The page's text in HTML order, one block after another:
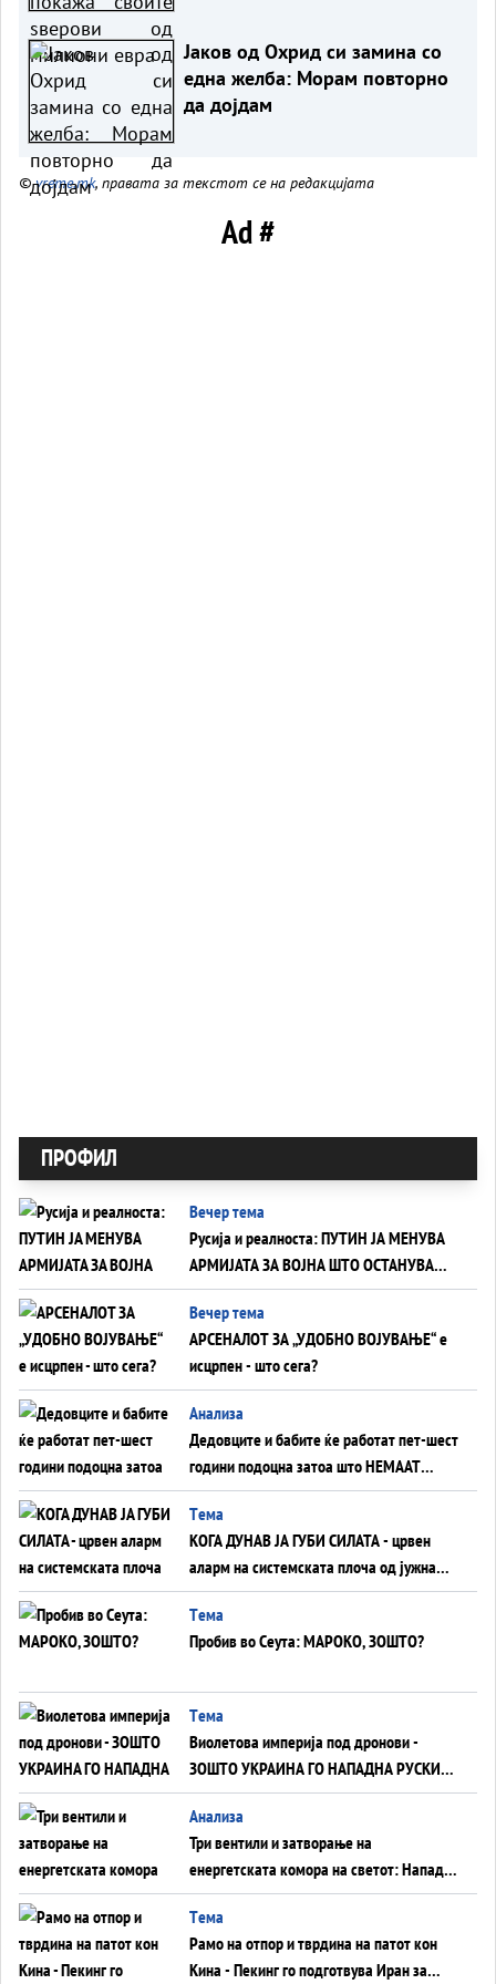
Јаков од Охрид си замина со
една желба: Морам повторно
да дојдам
©vreme.mk, правата за текстот се на редакцијата
Ad #
ПРОФИЛ
Вечер тема
Русија и реалноста: ПУТИН ЈА МЕНУВА
АРМИЈАТА ЗА ВОЈНА ШТО ОСТАНУВА
БЕЗ ФРОНТ
Вечер тема
АРСЕНАЛОТ ЗА „УДОБНО ВОЈУВАЊЕ“ е
исцрпен - што сега?
Анализа
Дедовците и бабите ќе работат пет-шест
години подоцна затоа што НЕМААТ
ВНУЦИ ДА ГИ ЗАМЕНАТ
Tема
КОГА ДУНАВ ЈА ГУБИ СИЛАТА - црвен
аларм на системската плоча од јужна
Германија до Црното Море...
Tема
Пробив во Сеута: МАРОКО, ЗОШТО?
Tема
Виолетова империја под дронови -
ЗОШТО УКРАИНА ГО НАПАДНА РУСКИОТ
WILDBERRIES
Aнализа
Три вентили и затворање на
енергетската комора на светот: Нападот
во Суец најавува глобален енергетски
инфаркт?
Tема
Рамо на отпор и тврдина на патот кон
Кина - Пекинг го подготвува Иран за